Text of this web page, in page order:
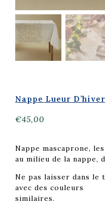
Nappe Lueur
€45,00
Nappe mascaprone,
au milieu de la nappe,
Ne pas laisser dans le
avec des couleurs
similaires.